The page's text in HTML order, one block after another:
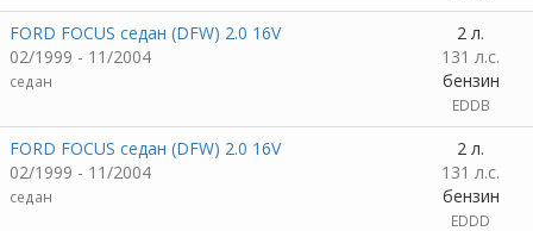
FORD FOCUS седан (DFW) 2.0 16V
02/1999 - 11/2004
седан
2 л.
131 л.с.
бензин
EDDB
FORD FOCUS седан (DFW) 2.0 16V
02/1999 - 11/2004
седан
2 л.
131 л.с.
бензин
EDDD